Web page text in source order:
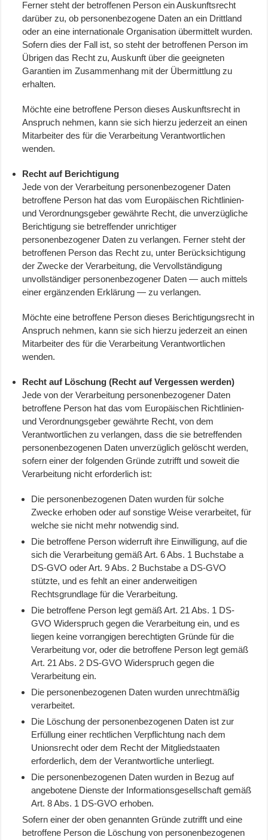
Ferner steht der betroffenen Person ein Auskunftsrecht
darüber zu, ob personenbezogene Daten an ein Drittland
oder an eine internationale Organisation übermittelt wurden.
Sofern dies der Fall ist, so steht der betroffenen Person im
Übrigen das Recht zu, Auskunft über die geeigneten
Garantien im Zusammenhang mit der Übermittlung zu
erhalten.
Möchte eine betroffene Person dieses Auskunftsrecht in
Anspruch nehmen, kann sie sich hierzu jederzeit an einen
Mitarbeiter des für die Verarbeitung Verantwortlichen
wenden.
Recht auf Berichtigung
Jede von der Verarbeitung personenbezogener Daten
betroffene Person hat das vom Europäischen Richtlinien-
und Verordnungsgeber gewährte Recht, die unverzügliche
Berichtigung sie betreffender unrichtiger
personenbezogener Daten zu verlangen. Ferner steht der
betroffenen Person das Recht zu, unter Berücksichtigung
der Zwecke der Verarbeitung, die Vervollständigung
unvollständiger personenbezogener Daten — auch mittels
einer ergänzenden Erklärung — zu verlangen.
Möchte eine betroffene Person dieses Berichtigungsrecht in
Anspruch nehmen, kann sie sich hierzu jederzeit an einen
Mitarbeiter des für die Verarbeitung Verantwortlichen
wenden.
Recht auf Löschung (Recht auf Vergessen werden)
Jede von der Verarbeitung personenbezogener Daten
betroffene Person hat das vom Europäischen Richtlinien-
und Verordnungsgeber gewährte Recht, von dem
Verantwortlichen zu verlangen, dass die sie betreffenden
personenbezogenen Daten unverzüglich gelöscht werden,
sofern einer der folgenden Gründe zutrifft und soweit die
Verarbeitung nicht erforderlich ist:
Die personenbezogenen Daten wurden für solche
Zwecke erhoben oder auf sonstige Weise verarbeitet, für
welche sie nicht mehr notwendig sind.
Die betroffene Person widerruft ihre Einwilligung, auf die
sich die Verarbeitung gemäß Art. 6 Abs. 1 Buchstabe a
DS-GVO oder Art. 9 Abs. 2 Buchstabe a DS-GVO
stützte, und es fehlt an einer anderweitigen
Rechtsgrundlage für die Verarbeitung.
Die betroffene Person legt gemäß Art. 21 Abs. 1 DS-
GVO Widerspruch gegen die Verarbeitung ein, und es
liegen keine vorrangigen berechtigten Gründe für die
Verarbeitung vor, oder die betroffene Person legt gemäß
Art. 21 Abs. 2 DS-GVO Widerspruch gegen die
Verarbeitung ein.
Die personenbezogenen Daten wurden unrechtmäßig
verarbeitet.
Die Löschung der personenbezogenen Daten ist zur
Erfüllung einer rechtlichen Verpflichtung nach dem
Unionsrecht oder dem Recht der Mitgliedstaaten
erforderlich, dem der Verantwortliche unterliegt.
Die personenbezogenen Daten wurden in Bezug auf
angebotene Dienste der Informationsgesellschaft gemäß
Art. 8 Abs. 1 DS-GVO erhoben.
Sofern einer der oben genannten Gründe zutrifft und eine
betroffene Person die Löschung von personenbezogenen